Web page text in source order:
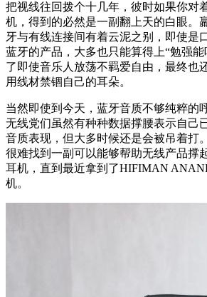
把视线往回拨个十几年，彼时如果你对
机，得到的必然是一副翻上天的白眼。
牙与有线连接间有着云泥之别，即使是
蓝牙的产品，大多也只能算得上“勉强
了即使音乐人放荡不羁爱自由，最终也
用线材禁锢自己的耳朵。
当然即使到今天，蓝牙音质不够纯粹的
无线党们虽然有种种数据撑腰表示自己
音质表现，但大多时候还是会被吊着打
很难找到一副可以能够帮助无线产品撑
耳机，直到最近拿到了HIFIMAN
机。